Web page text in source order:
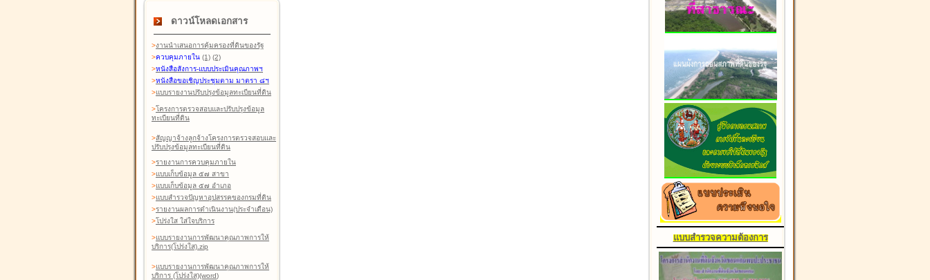
ดาวน์โหลดเอกสาร
>งานนำเสนอการคุ้มครองที่ดินของรัฐ
>ควบคุมภายใน (1) (2)
>หนังสือสังการ-แบบประเมินคุณภาพฯ
>หนังสือขอเชิญประชุมตาม มาตรา ๘ฯ
>แบบรายงานปรับปรุงข้อมูลทะเบียนที่ดิน
>โครงการตรวจสอบและปรับปรุงข้อมูล
ทะเบียนที่ดิน
>สัญญาจ้างลูกจ้างโครงการตรวจสอบและ
ปรับปรุงข้อมูลทะเบียนที่ดิน
>รายงานการควบคุมภายใน
>แบบเก็บข้อมูล ๕๗ สาขา
>แบบเก็บข้อมูล ๕๗ อำเภอ
>แบบสำรวจปัญหาอุปสรรคของกรมที่ดิน
>รายงานผลการดำเนินงาน(ประจำเดือน)
>โปร่งใส ใส่ใจบริการ
>แบบรายงานการพัฒนาคุณภาพการให้
บริการ(โปร่งใส).zip
>แบบรายงานการพัฒนาคุณภาพการให้
บริการ (โปร่งใส)(word)
แบบสำรวจความต้องการ